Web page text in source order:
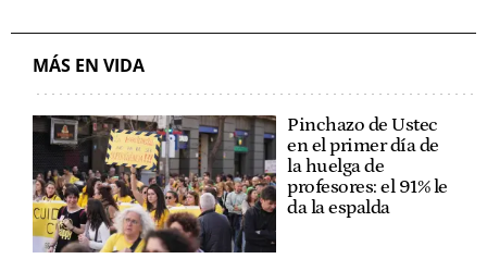
MÁS EN VIDA
Pinchazo de Ustec
en el primer día de
la huelga de
profesores: el 91% le
da la espalda